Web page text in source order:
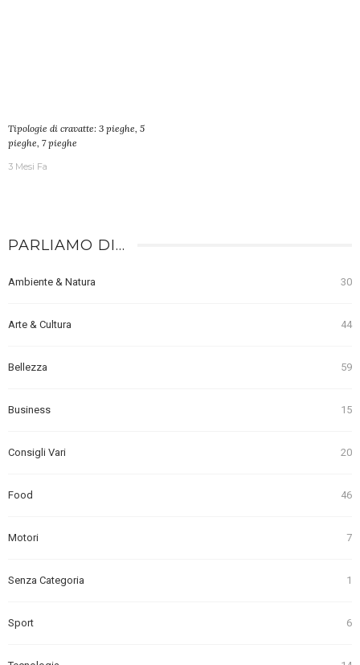
Tipologie di cravatte: 3 pieghe, 5
pieghe, 7 pieghe
3 Mesi Fa
PARLIAMO DI…
Ambiente & Natura 30
Arte & Cultura 44
Bellezza 59
Business 15
Consigli Vari 20
Food 46
Motori 7
Senza Categoria 1
Sport 6